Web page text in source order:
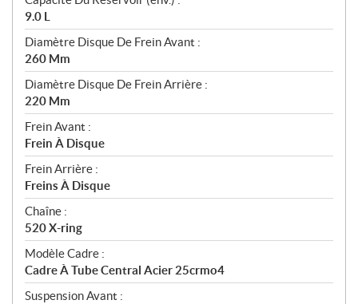
9.0 L
Diamètre Disque De Frein Avant :
260 Mm
Diamètre Disque De Frein Arrière :
220 Mm
Frein Avant :
Frein À Disque
Frein Arrière :
Freins À Disque
Chaîne :
520 X-ring
Modèle Cadre :
Cadre À Tube Central Acier 25crmo4
Suspension Avant :